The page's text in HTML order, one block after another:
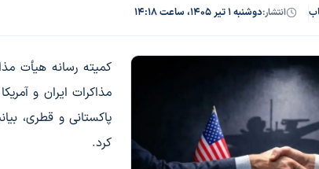
انتشار:دوشنبه ۱ تیر ۱۴۰۵، ساعت ۱۴:۱۸
مذاکرات ایران و
پاکستانی و قطری،
کرد.